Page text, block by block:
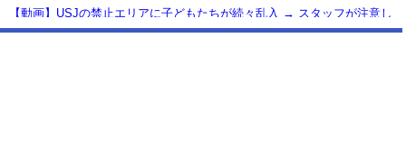
【動画】USJの禁止エリアに子どもたちが続々乱入 → スタッフが注意し
ても止まらない事態に